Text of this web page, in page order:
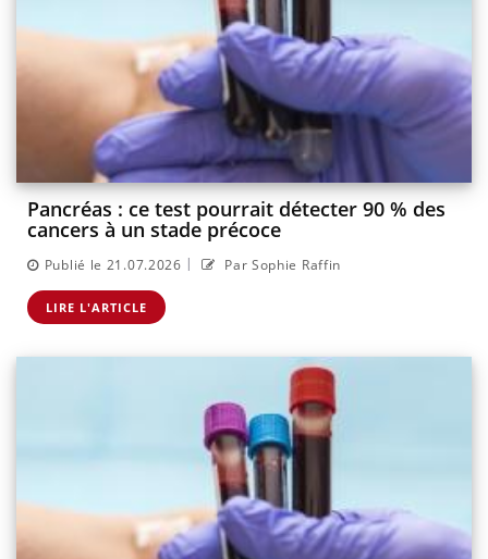
Pancréas : ce test pourrait détecter 90 % des
cancers à un stade précoce
Publié le 21.07.2026 | Par Sophie Raffin
LIRE L'ARTICLE